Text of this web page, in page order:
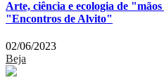
Arte, ciência e ecologia de
"Encontros de Alvito"
02/06/2023
Beja